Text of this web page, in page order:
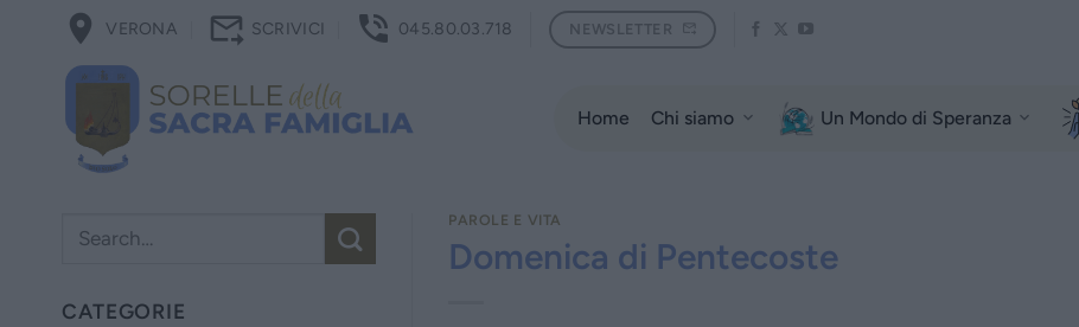
contenuti
VERONA SCRIVICI 045.80.03.718 NEWSLETTER
Home Chi siamo Un Mondo di Speranza
CATEGORIE
PAROLE E VITA
Domenica di Pentecoste